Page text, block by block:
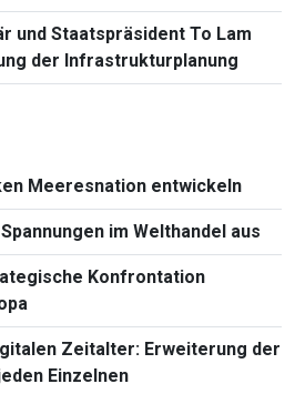
und Staatspräsident To Lam
der Infrastrukturplanung
Meeresnation entwickeln
im Welthandel aus
Konfrontation
Zeitalter: Erweiterung der
Einzelnen